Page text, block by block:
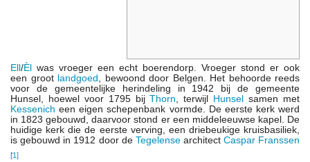
Ell/Èl was vroeger een echt boerendorp. Vroeger stond er ook
een groot landgoed, bewoond door Belgen. Het behoorde reeds
voor de gemeentelijke herindeling in 1942 bij de gemeente
Hunsel, hoewel voor 1795 bij Thorn, terwijl Hunsel samen met
Kessenich een eigen schepenbank vormde. De eerste kerk werd
in 1823 gebouwd, daarvoor stond er een middeleeuwse kapel. De
huidige kerk die de eerste verving, een driebeukige kruisbasiliek,
is gebouwd in 1912 door de Tegelensearchitect Caspar Franssen
.[1]